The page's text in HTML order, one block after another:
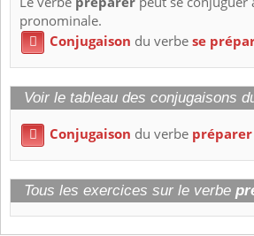
pronominale.
 Conjugaison du verbese
Voir le tableau des conjugaisons
 Conjugaison du verbe préparer
Tous les exercices sur le verbe